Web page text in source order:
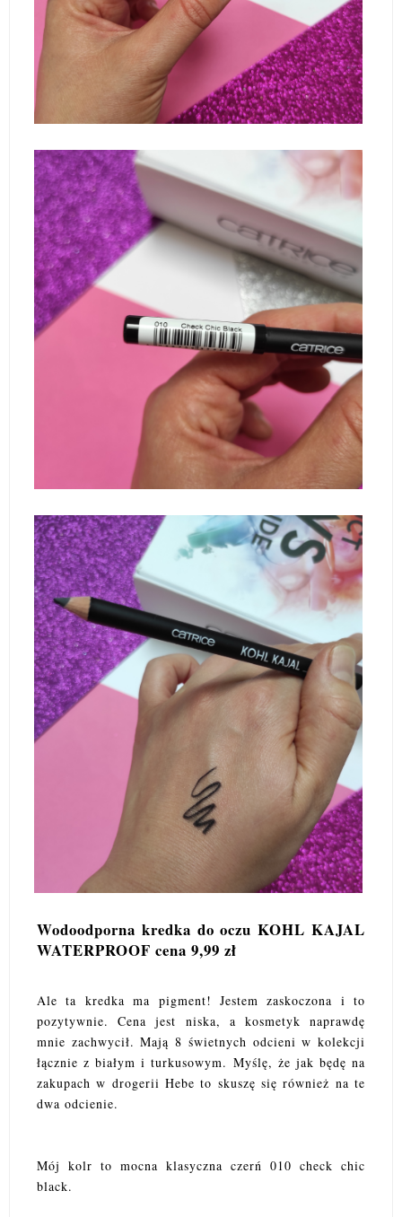
Wodoodporna kredka do oczu KOHL KAJAL
WATERPROOF cena 9,99 zł
Ale ta kredka ma pigment! Jestem zaskoczona i to
pozytywnie. Cena jest niska, a kosmetyk naprawdę
mnie zachwycił. Mają 8 świetnych odcieni w kolekcji
łącznie z białym i turkusowym. Myślę, że jak będę na
zakupach w drogerii Hebe to skuszę się również na te
dwa odcienie.
Mój kolr to mocna klasyczna czerń 010 check chic
black.